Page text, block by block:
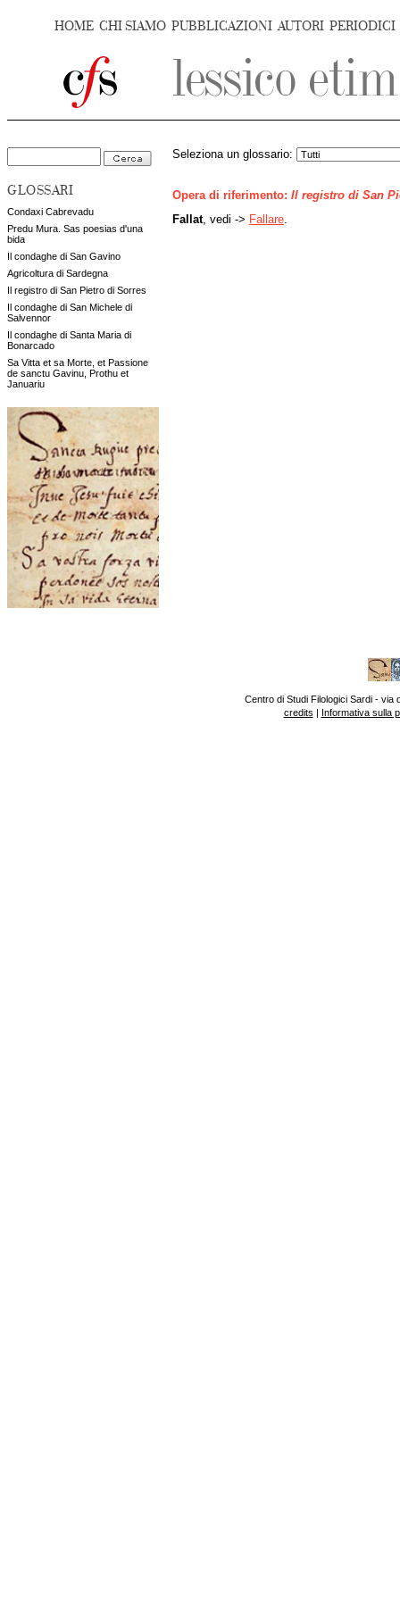
HOME CHI SIAMO PUBBLICAZIONI AUTORI PERIODICI
GLOSSARI
Condaxi Cabrevadu
Predu Mura. Sas poesias d'una
bida
Il condaghe di San Gavino
Agricoltura di Sardegna
Il registro di San Pietro di Sorres
Il condaghe di San Michele di
Salvennor
Il condaghe di Santa Maria di
Bonarcado
Sa Vitta et sa Morte, et Passione
de sanctu Gavinu, Prothu et
Januariu
Seleziona un glossario:
Opera di riferimento: Il registro di San
Fallat, vedi -> Fallare
Centro di Studi Filologici Sardi - via
credits | Informativa sulla